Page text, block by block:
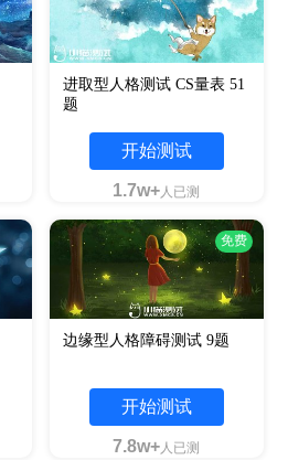
进取型人格测试 CS量表 51
题
开始测试
1.7w+人已测
免费
边缘型人格障碍测试 9题
开始测试
7.8w+人已测